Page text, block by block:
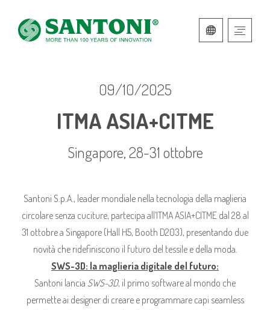
09/10/2025
ITMA ASIA+CITME
Singapore, 28-31 ottobre
Santoni S.p.A., leader mondiale nella tecnologia della maglieria
circolare senza cuciture, partecipa all’ITMA ASIA+CITME dal 28 al
31 ottobre a Singapore (Hall H5, Booth D203), presentando due
novità che ridefiniscono il futuro del tessile e della moda.
SWS-3D: la maglieria digitale del futuro:
Santoni lancia SWS-3D, il primo software al mondo che
permette ai designer di creare e programmare capi seamless